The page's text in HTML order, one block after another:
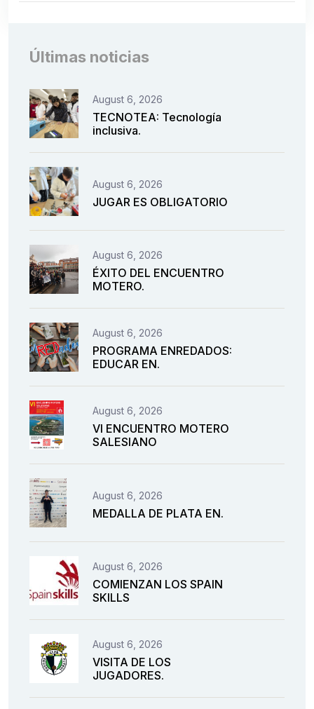
Últimas noticias
August 6, 2026
TECNOTEA: Tecnología
inclusiva.
August 6, 2026
JUGAR ES OBLIGATORIO
August 6, 2026
ÉXITO DEL ENCUENTRO
MOTERO.
August 6, 2026
PROGRAMA ENREDADOS:
EDUCAR EN.
August 6, 2026
VI ENCUENTRO MOTERO
SALESIANO
August 6, 2026
MEDALLA DE PLATA EN.
August 6, 2026
COMIENZAN LOS SPAIN
SKILLS
August 6, 2026
VISITA DE LOS
JUGADORES.